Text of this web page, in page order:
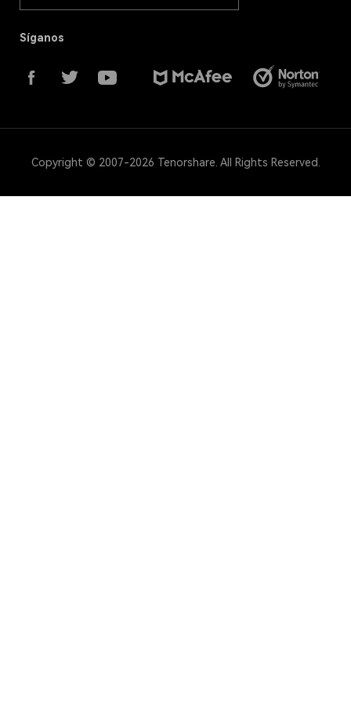
Síganos
Copyright © 2007-2026 Tenorshare. All Rights Reserved.